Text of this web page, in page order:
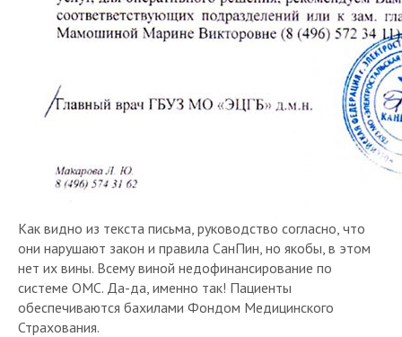
Как видно из текста письма, руководство согласно, что
они нарушают закон и правила СанПин, но якобы, в этом
нет их вины. Всему виной недофинансирование по
системе ОМС. Да-да, именно так! Пациенты
обеспечиваются бахилами Фондом Медицинского
Страхования.